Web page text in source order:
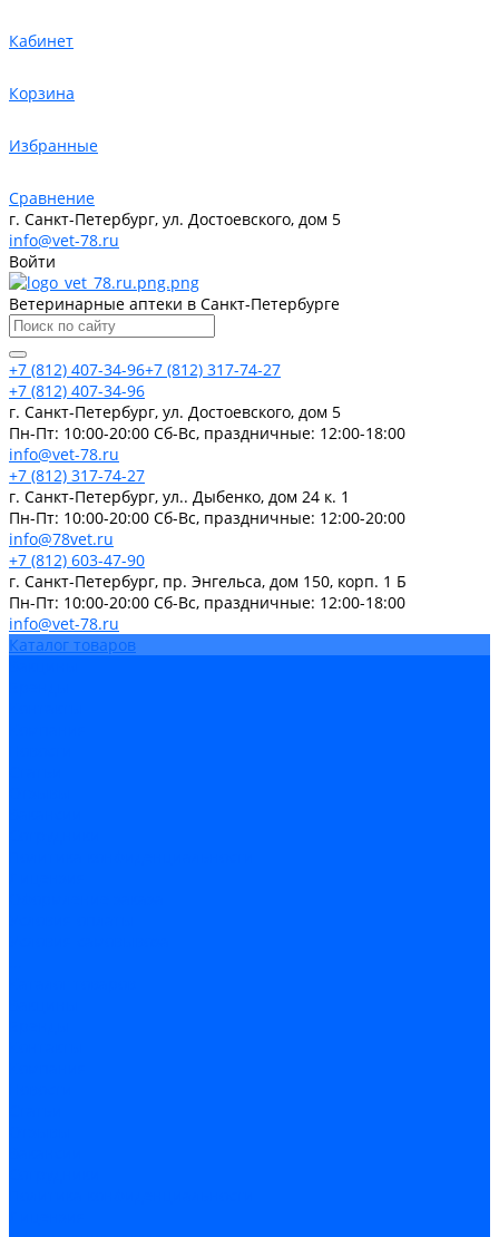
Кабинет
Корзина
Избранные
Сравнение
г. Санкт-Петербург, ул. Достоевского, дом 5
info@vet-78.ru
Войти
Ветеринарные аптеки в Санкт-Петербурге
+7 (812) 407-34-96+7 (812) 317-74-27
+7 (812) 407-34-96
г. Санкт-Петербург, ул. Достоевского, дом 5
Пн-Пт: 10:00-20:00 Cб-Вс, праздничные: 12:00-18:00
info@vet-78.ru
+7 (812) 317-74-27
г. Санкт-Петербург, ул.. Дыбенко, дом 24 к. 1
Пн-Пт: 10:00-20:00 Cб-Вс, праздничные: 12:00-20:00
info@78vet.ru
+7 (812) 603-47-90
г. Санкт-Петербург, пр. Энгельса, дом 150, корп. 1 Б
Пн-Пт: 10:00-20:00 Cб-Вс, праздничные: 12:00-18:00
info@vet-78.ru
Каталог товаров